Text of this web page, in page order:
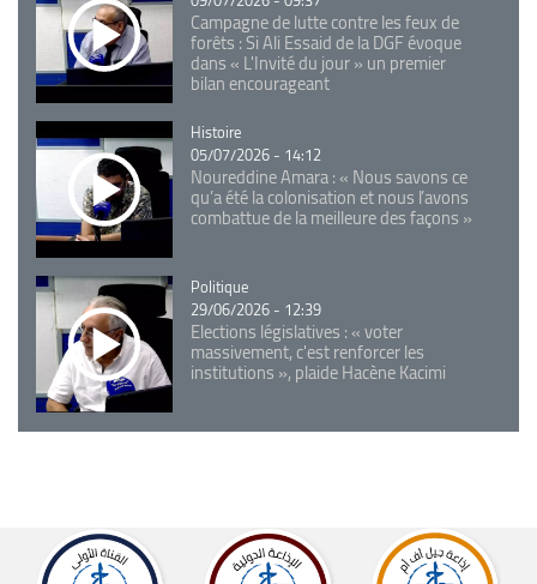
Campagne de lutte contre les feux de
forêts : Si Ali Essaid de la DGF évoque
dans « L'Invité du jour » un premier
bilan encourageant
Catégorie
Histoire
05/07/2026 - 14:12
Noureddine Amara : « Nous savons ce
qu’a été la colonisation et nous l’avons
combattue de la meilleure des façons »
Catégorie
Politique
29/06/2026 - 12:39
Elections législatives : « voter
massivement, c'est renforcer les
institutions », plaide Hacène Kacimi